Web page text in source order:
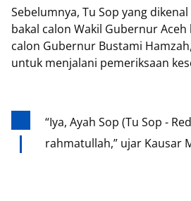
Sebelumnya, Tu Sop yang
bakal calon Wakil Gubernur
calon Gubernur Bustami
untuk menjalani pemeriksaan
“Iya, Ayah Sop (Tu Sop -
rahmatullah,” ujar Kausar